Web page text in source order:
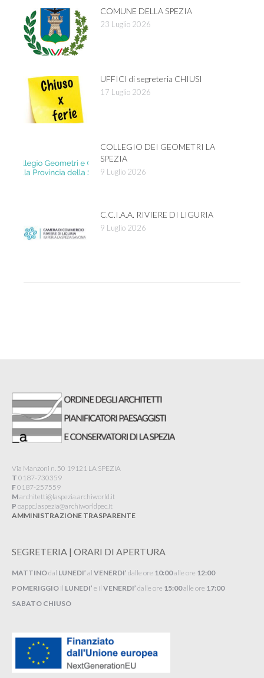
COMUNE DELLA SPEZIA
23 Luglio 2026
UFFICI di segreteria CHIUSI
17 Luglio 2026
COLLEGIO DEI GEOMETRI LA
SPEZIA
9 Luglio 2026
C.C.I.A.A. RIVIERE DI LIGURIA
9 Luglio 2026
Via Manzoni n. 50 19121 LA SPEZIA
T 0187-730359
F0187-257559
Marchitetti@laspezia.archiworld.it
P oappc.laspezia@archiworldpec.it​
AMMINISTRAZIONE TRASPARENTE
SEGRETERIA | ORARI DI APERTURA
MATTINOdal LUNEDI’ al VENERDI’ dalle ore 10:00alle ore 12:00
POMERIGGIO il LUNEDI’ e il VENERDI’ dalle ore 15:00alle ore 17:00
SABATO CHIUSO